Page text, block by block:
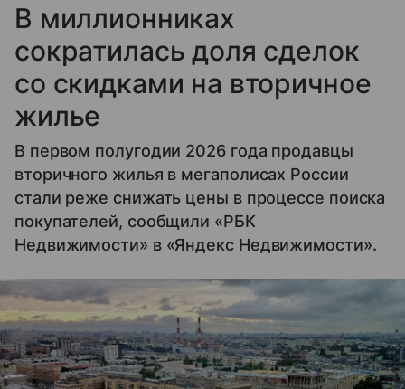
В миллионниках
сократилась доля сделок
со скидками на вторичное
жилье
В первом полугодии 2026 года продавцы
вторичного жилья в мегаполисах России
стали реже снижать цены в процессе поиска
покупателей, сообщили «РБК
Недвижимости» в «Яндекс Недвижимости».